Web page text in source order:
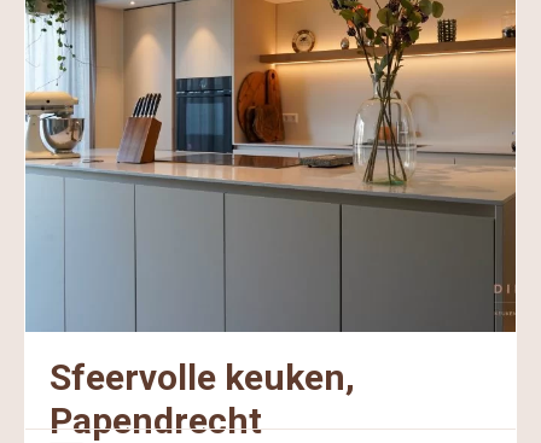
Sfeervolle keuken,
Papendrecht